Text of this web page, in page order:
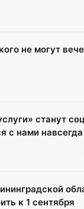
не могут
станут
с нами навсегда
к 1 сентября